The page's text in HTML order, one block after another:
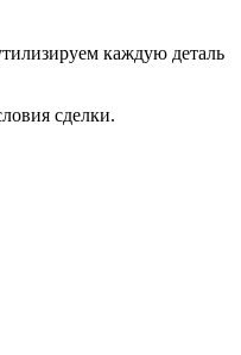
каждую деталь
сделки.